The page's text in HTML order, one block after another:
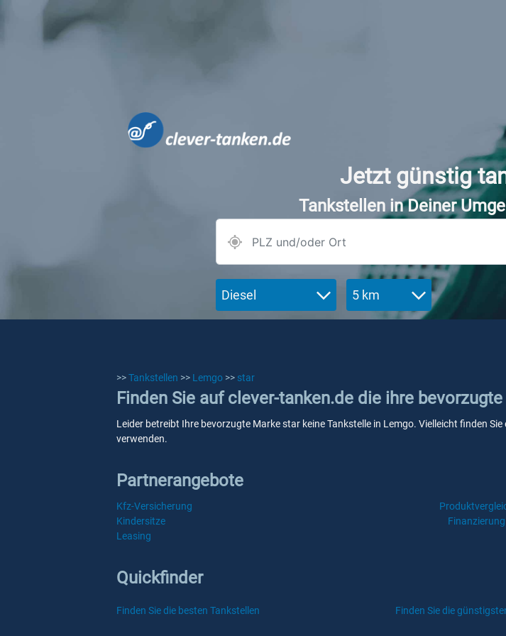
Jetzt günstig
Tankstellen in Deiner
Diesel 5 km
>>Tankstellen >> Lemgo >> star
Finden Sie auf clever-tanken.de die ihre
Leider betreibt Ihre bevorzugte Marke star keine Tankstelle in Lemgo. Vielleicht finden
verwenden.
Partnerangebote
Kfz-Versicherung
Kindersitze
Finanzierung
Leasing
Quickfinder
Finden Sie die besten Tankstellen Finden Sie die